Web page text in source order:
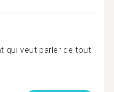
qui veut parler de tout